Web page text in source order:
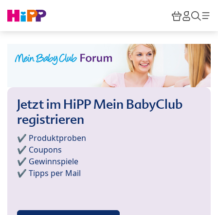
HiPP
Jetzt im HiPP Mein BabyClub
registrieren
✔️ Produktproben
✔️ Coupons
✔️ Gewinnspiele
✔️ Tipps per Mail